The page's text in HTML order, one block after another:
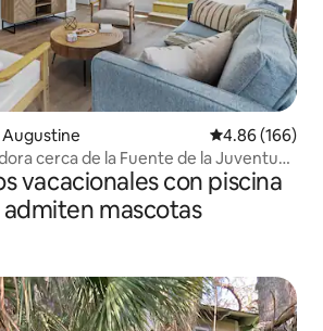
Calificación
4.86 (166)
cerca de la Fuente de la Juventud
vacacionales con piscina
mascotas